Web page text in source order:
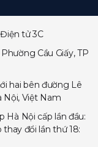
tử 3C
Cầu Giấy, TP
hai bên đường Lê
Nội, Việt Nam
Hà Nội cấp lần đầu:
thay đổi lần thứ 18: